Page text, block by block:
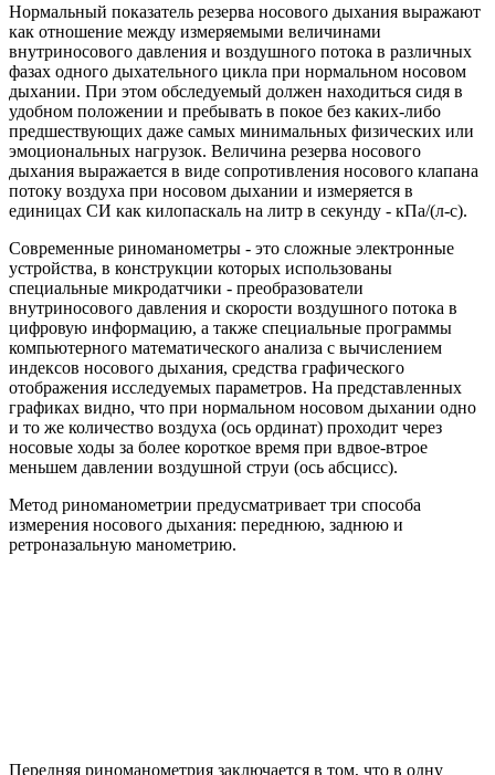
Нормальный показатель резерва носового дыхания выражают
как отношение между измеряемыми величинами
внутриносового давления и воздушного потока в различных
фазах одного дыхательного цикла при нормальном носовом
дыхании. При этом обследуемый должен находиться сидя в
удобном положении и пребывать в покое без каких-либо
предшествующих даже самых минимальных физических или
эмоциональных нагрузок. Величина резерва носового
дыхания выражается в виде сопротивления носового клапана
потоку воздуха при носовом дыхании и измеряется в
единицах СИ как килопаскаль на литр в секунду - кПа/(л-с).
Современные риноманометры - это сложные электронные
устройства, в конструкции которых использованы
специальные микродатчики - преобразователи
внутриносового давления и скорости воздушного потока в
цифровую информацию, а также специальные программы
компьютерного математического анализа с вычислением
индексов носового дыхания, средства графического
отображения исследуемых параметров. На представленных
графиках видно, что при нормальном носовом дыхании одно
и то же количество воздуха (ось ординат) проходит через
носовые ходы за более короткое время при вдвое-втрое
меньшем давлении воздушной струи (ось абсцисс).
Метод риноманометрии предусматривает три способа
измерения носового дыхания: переднюю, заднюю и
ретроназальную манометрию.
Передняя риноманометрия заключается в том, что в одну